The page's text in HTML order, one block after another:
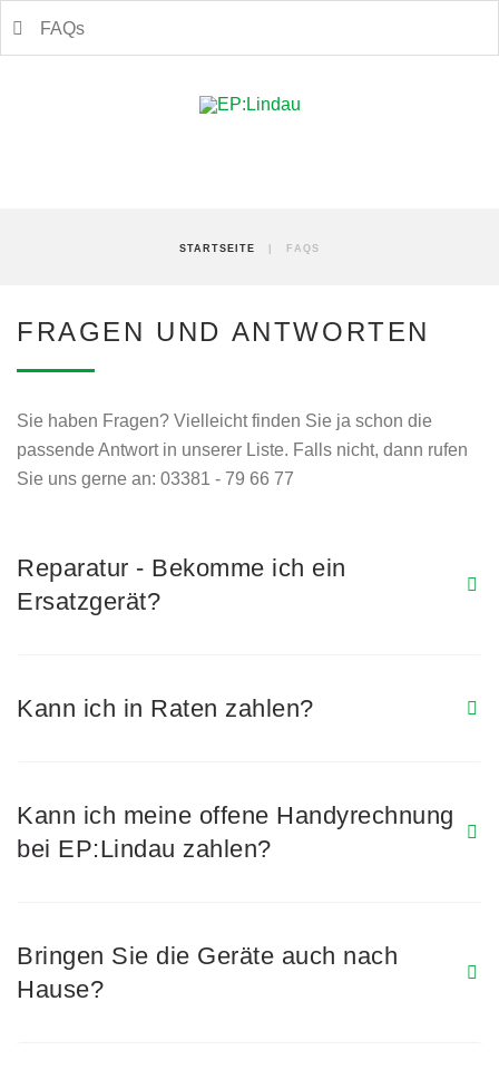
FAQs
STARTSEITE FAQS
FRAGEN UND ANTWORTEN
Sie haben Fragen? Vielleicht finden Sie ja schon die
passende Antwort in unserer Liste. Falls nicht, dann rufen
Sie uns gerne an: 03381 - 79 66 77
Reparatur - Bekomme ich ein
Ersatzgerät?
Kann ich in Raten zahlen?
Kann ich meine offene Handyrechnung
bei EP:Lindau zahlen?
Bringen Sie die Geräte auch nach
Hause?